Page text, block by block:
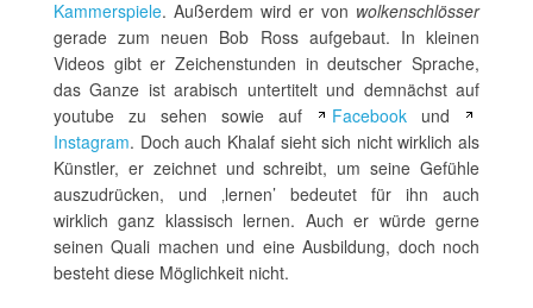
Kammerspiele. Außerdem wird er von wolkenschlösser
gerade zum neuen Bob Ross aufgebaut. In kleinen
Videos gibt er Zeichenstunden in deutscher Sprache,
das Ganze ist arabisch untertitelt und demnächst auf
youtube zu sehen sowie auf
Facebook und
Instagram. Doch auch Khalaf sieht sich nicht wirklich als
Künstler, er zeichnet und schreibt, um seine Gefühle
auszudrücken, und ‚lernen’ bedeutet für ihn auch
wirklich ganz klassisch lernen. Auch er würde gerne
seinen Quali machen und eine Ausbildung, doch noch
besteht diese Möglichkeit nicht.